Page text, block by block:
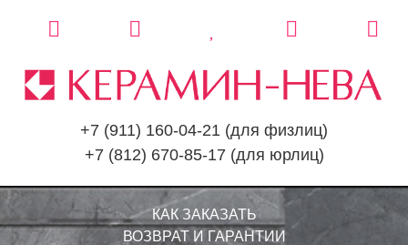
+7 (911) 160-04-21 (для физлиц)
+7 (812) 670-85-17 (для юрлиц)
КАК ЗАКАЗАТЬ
ВОЗВРАТ И ГАРАНТИИ